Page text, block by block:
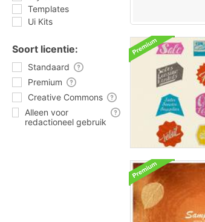
Templates
Ui Kits
Soort licentie:
Standaard
Premium
Creative Commons
Alleen voor
redactioneel gebruik